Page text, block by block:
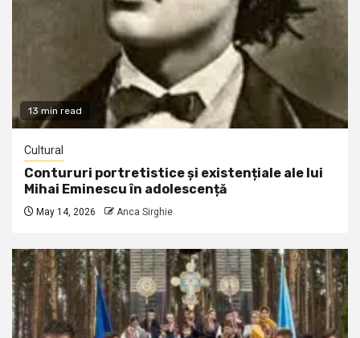
13 min read
Cultural
Contururi portretistice și existențiale ale lui
Mihai Eminescu în adolescență
May 14, 2026 Anca Sirghie